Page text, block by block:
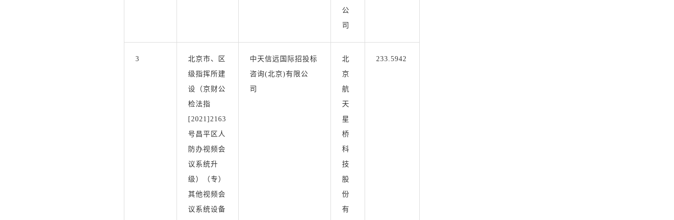
公
司
3
北京市、区
级指挥所建
设（京财公
检法指
[2021]2163
号昌平区人
防办视频会
议系统升
级）（专）
其他视频会
议系统设备
中天信远国际招投标
咨询(北京)有限公
司
北
京
航
天
星
桥
科
技
股
份
有
233.5942